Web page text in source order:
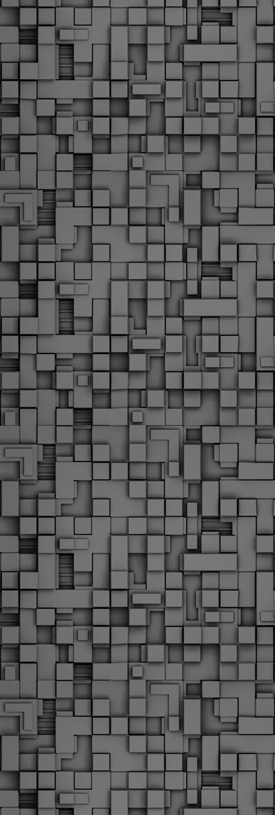
σε δήμους της χώρας. Το Dimastin, αναζητεί σχετικό
φωτογραφικό υλικό στο διαδίκτυο και σας το παρουσιάζει σε
αυτή την ανάρτηση. Επίσης, σας καλούμε, αν διαπιστώσετε ότι
μας έχουν "ξεφύγει" ορκωμοσίες, μπορείτε να στέλνετε το
φωτογραφικό τους υλικό στο dimasthes@gmail.gr ώστε να το
δημοσιεύουμε εδώ, άμεσα.
MAR
Θεσσαλονίκη: Ορκίστηκαν οι 75 νέοι δημοτικοί
αστυνομικοί – Τι τους ζήτησε ο Αγγελούδης
Ενισχύεται το έργο της δημοτικής αστυνομίας στο δήμο
Θεσσαλονίκης καθώς το πρωί της Τετάρτης 18 Μαρτίου
ορκίστηκαν οι 75 νέοι δημοτικοί αστυνομικοί.
«Με αυτούς, σε λίγους μήνες αποκτά ένα ισχυρό σώμα η
δημοτική αστυνομία. Θα είναι πιο κοντά στον πολίτη. Είχα την
ευκαιρία να είμαι σήμερα στην ορκωμοσία τους.
MAR
Ξεκίνησαν εδώ και μια εβδομάδα οι αφίξεις των
νεοπροσληφθέντων Δημοτικών Αστυνομικών στους
δήμους και οι ορκωμοσίες τους - Πλήρες
Μεγάλες μέρες ζει ο "οργανισμός" της Δημοτικής Αστυνομίας!
Να θυμίσουμε ότι κανονικές προσλήψεις στην Δημοτική
Αστυνομία έχουν να γίνουν από το 2010. Δεκαέξι ολόκληρα
χρόνια! Και βέβαια, ακόμη και με αυτές τις προσλήψεις, δεν
φτάνουμε ούτε τα 2/3 των Δημοτικών Αστυνομικών που
υπηρετούσαν το 2013 προ της κατάργησης της υπηρεσίας με
απόφαση του σημερινού πρωθυπουργού Κυριάκου Μητσοτάκη. Ας
είναι...
2
Δημοτική Αστυνομία Θεσσαλονίκης: Διμηνιαίος
απολογισμός ελέγχων τήρησης νομοθεσίας
Τον απολογισμό των δράσεων ελέγχου για τα ζώα συντροφιάς
κατά το δίμηνο Ιανουαρίου – Φεβρουαρίου 2026 παρουσιάζει η
Δημοτική Αστυνομία Θεσσαλονίκης, με στόχο την προστασία των
ζώων και την ομαλή συμβίωση στην πόλη.
FEB
18
ΣτΕ: Οριστική απόρριψη της επαναφοράς του 13ου
και 14ου μισθού για τους δημοσίους υπαλλήλους
Με την απόφαση αυτή, το ΣτΕ απορρίπτει οριστικά τις
αξιώσεις των δημοσίων υπαλλήλων για επαναφορά των
δώρων, επικυρώνοντας την τρέχουσα κατάσταση παρά τις
αντιδράσεις της ΑΔΕΔΥ
Το ΣτΕ απέρριψε οριστικά την προσφυγή της ΑΔΕΔΥ και ενός
εκπαιδευτικού για την επαναφορά των δώρων Χριστουγέννων,
Πάσχα και θερινής άδειας (13ος και 14ος μισθός) στους
εργαζόμενους του δημόσιου τομέα, κλείνοντας μια μακρά
διαμάχη δεκαετιών που αφορούσε τις μνημονιακές περικοπές.
Γνωστοποίηση έκδοσης οριστικών αποτελεσμάτων –
Παροχή οδηγιών.
► Δείτε/κατεβάστε την πολυαναμενόμενη εγκύκλιο του Υπ.
FEB
1
Με διαρροή 2 μέρες πριν την στάση εργασίας
ενημερώνει το ΣτΕ για την απόρριψη της επαναφοράς